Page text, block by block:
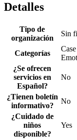
Detalles
Tipo de
organización
Sin
Categorías
¿Se ofrecen
servicios en
Español?
No
¿Tienen boletín
informativo?
No
¿Cuidado de
niños
disponible?
Yes